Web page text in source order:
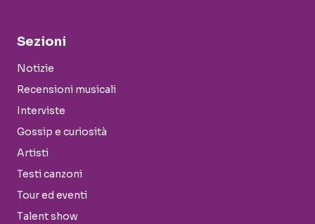
Sezioni
Notizie
Recensioni musicali
Interviste
Gossip e curiosità
Artisti
Testi canzoni
Tour ed eventi
Talent show